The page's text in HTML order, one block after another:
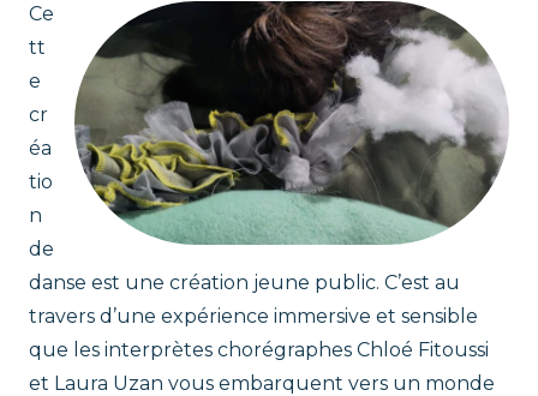
i
c
e
s
Ce
tt
e
cr
éa
tio
n
de
danse est une création jeune public. C’est au
travers d’une expérience immersive et sensible
que les interprètes chorégraphes Chloé Fitoussi
et Laura Uzan vous embarquent vers un monde